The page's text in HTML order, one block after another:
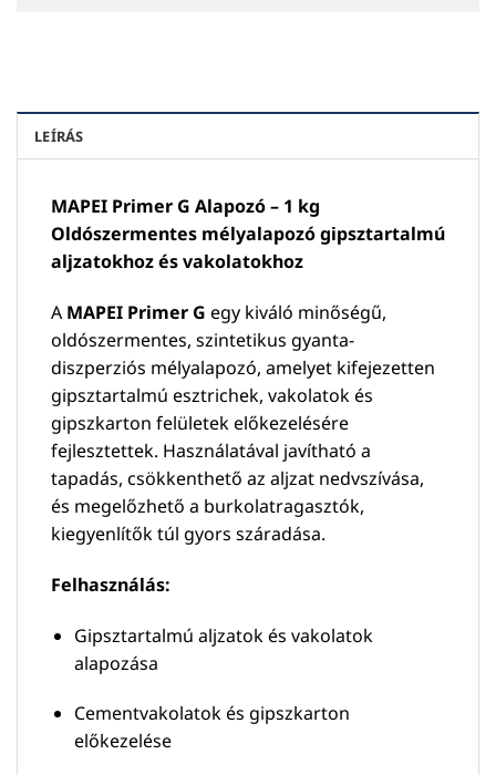
LEÍRÁS
MAPEI Primer G Alapozó – 1 kg
Oldószermentes mélyalapozó gipsztartalmú
aljzatokhoz és vakolatokhoz
A MAPEI Primer G egy kiváló minőségű,
oldószermentes, szintetikus gyanta-
diszperziós mélyalapozó, amelyet kifejezetten
gipsztartalmú esztrichek, vakolatok és
gipszkarton felületek előkezelésére
fejlesztettek. Használatával javítható a
tapadás, csökkenthető az aljzat nedvszívása,
és megelőzhető a burkolatragasztók,
kiegyenlítők túl gyors száradása.
Felhasználás:
Gipsztartalmú aljzatok és vakolatok
alapozása
Cementvakolatok és gipszkarton
előkezelése